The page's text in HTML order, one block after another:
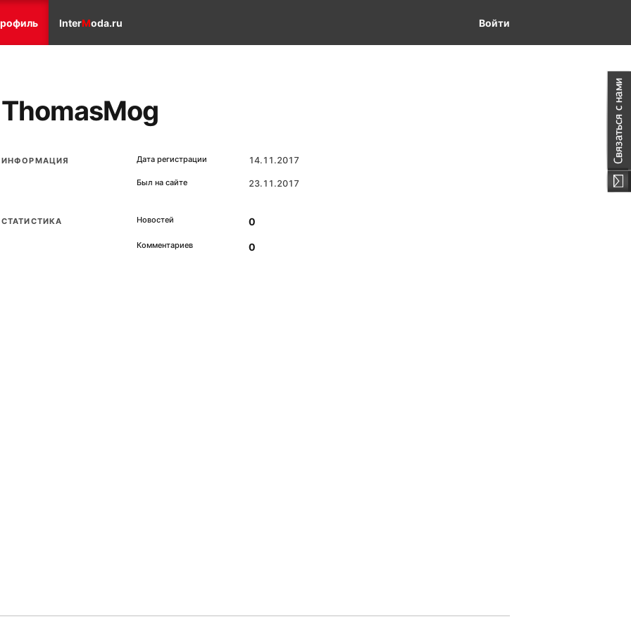
InterModa.ru Войти
ThomasMog
ИНФОРМАЦИЯ Дата регистрации 14.11.2017
Был на сайте 23.11.2017
СТАТИСТИКА Новостей 0
Комментариев 0